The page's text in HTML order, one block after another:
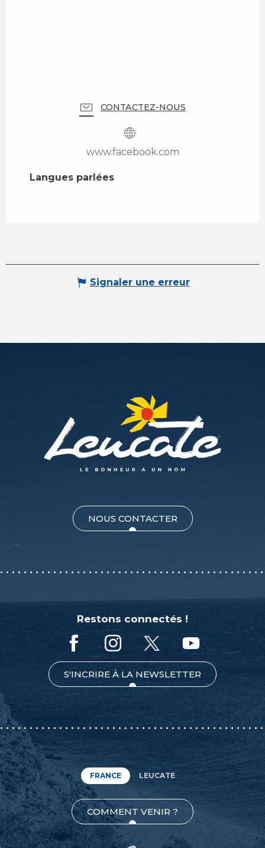
CONTACTEZ-NOUS
www.facebook.com
Langues parlées
Langues parlées
Signaler une erreur
NOUS CONTACTER
Restons connectés !
S'INCRIRE À LA NEWSLETTER
FRANCE LEUCATE
COMMENT VENIR ?